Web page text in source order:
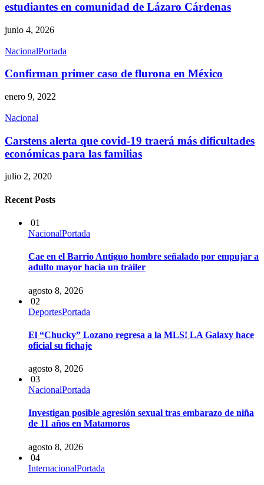
estudiantes en comunidad de Lázaro Cárdenas
junio 4, 2026
NacionalPortada
Confirman primer caso de flurona en México
enero 9, 2022
Nacional
Carstens alerta que covid-19 traerá más dificultades
económicas para las familias
julio 2, 2020
Recent Posts
01
NacionalPortada
Cae en el Barrio Antiguo hombre señalado por empujar a
adulto mayor hacia un tráiler
agosto 8, 2026
02
DeportesPortada
El “Chucky” Lozano regresa a la MLS! LA Galaxy hace
oficial su fichaje
agosto 8, 2026
03
NacionalPortada
Investigan posible agresión sexual tras embarazo de niña
de 11 años en Matamoros
agosto 8, 2026
04
InternacionalPortada